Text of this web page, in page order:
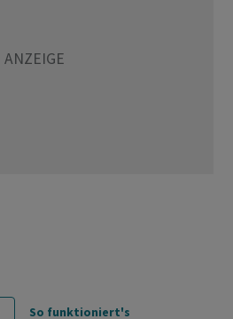
So funktioniert's